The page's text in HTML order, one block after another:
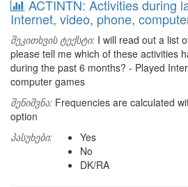
ACTINTN: Activities during
Internet, video, phone,
შეკითხვის ტექსტი: I will read out a list
please tell me which of these activities
during the past 6 months? - Played
computer games
შენიშვნა: Frequencies are calculated
option
პასუხები:
Yes
No
DK/RA